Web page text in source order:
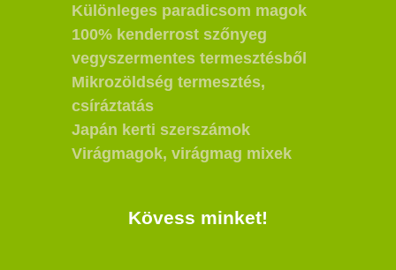
Különleges paradicsom magok
100% kenderrost szőnyeg
vegyszermentes termesztésből
Mikrozöldség termesztés,
csíráztatás
Japán kerti szerszámok
Virágmagok, virágmag mixek
Kövess minket!